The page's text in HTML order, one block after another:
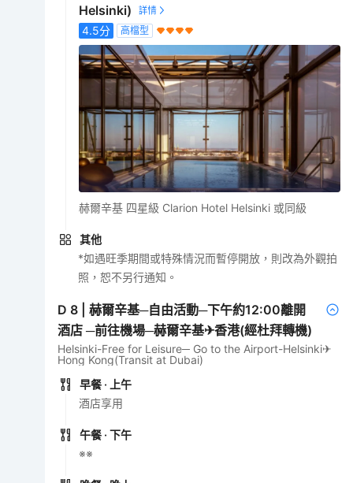
Helsinki)
4.5分 高檔型
赫爾辛基 四星級 Clarion Hotel Helsinki 或同級
其他
*如遇旺季期間或特殊情況而暫停開放，則改為外觀拍
照，恕不另行通知。
D 8 |赫爾辛基─自由活動─下午約12:00離開
酒店 ─前往機場─赫爾辛基✈香港(經杜拜轉機)
Helsinki-Free for Leisure─ Go to the Airport-Helsinki✈
Hong Kong(Transit at Dubai)
早餐 · 上午
酒店享用
午餐 · 下午
※※